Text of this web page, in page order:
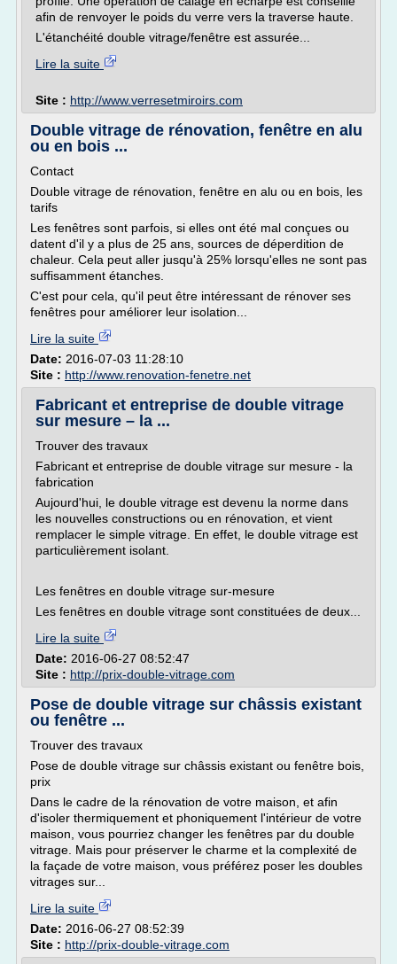
afin de renvoyer le poids du verre vers la traverse haute.
L'étanchéité double vitrage/fenêtre est assurée...
Lire la suite
Site : http://www.verresetmiroirs.com
Double vitrage de rénovation, fenêtre en alu
ou en bois ...
Contact
Double vitrage de rénovation, fenêtre en alu ou en bois, les
tarifs
Les fenêtres sont parfois, si elles ont été mal conçues ou
datent d'il y a plus de 25 ans, sources de déperdition de
chaleur. Cela peut aller jusqu'à 25% lorsqu'elles ne sont pas
suffisamment étanches.
C'est pour cela, qu'il peut être intéressant de rénover ses
fenêtres pour améliorer leur isolation...
Lire la suite
Date: 2016-07-03 11:28:10
Site : http://www.renovation-fenetre.net
Fabricant et entreprise de double vitrage
sur mesure – la ...
Trouver des travaux
Fabricant et entreprise de double vitrage sur mesure - la
fabrication
Aujourd'hui, le double vitrage est devenu la norme dans
les nouvelles constructions ou en rénovation, et vient
remplacer le simple vitrage. En effet, le double vitrage est
particulièrement isolant.
Les fenêtres en double vitrage sur-mesure
Les fenêtres en double vitrage sont constituées de deux...
Lire la suite
Date: 2016-06-27 08:52:47
Site : http://prix-double-vitrage.com
Pose de double vitrage sur châssis existant
ou fenêtre ...
Trouver des travaux
Pose de double vitrage sur châssis existant ou fenêtre bois,
prix
Dans le cadre de la rénovation de votre maison, et afin
d'isoler thermiquement et phoniquement l'intérieur de votre
maison, vous pourriez changer les fenêtres par du double
vitrage. Mais pour préserver le charme et la complexité de
la façade de votre maison, vous préférez poser les doubles
vitrages sur...
Lire la suite
Date: 2016-06-27 08:52:39
Site : http://prix-double-vitrage.com